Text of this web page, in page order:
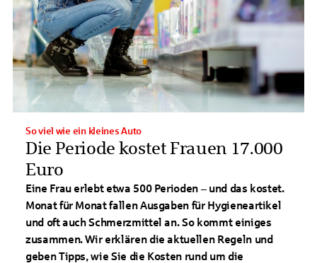
Die Periode kostet Frauen 17.000
Euro
So viel wie ein kleines Auto
Eine Frau erlebt etwa 500 Perioden – und das kostet.
Monat für Monat fallen Ausgaben für Hygieneartikel
und oft auch Schmerzmittel an. So kommt einiges
zusammen. Wir erklären die aktuellen Regeln und
geben Tipps, wie Sie die Kosten rund um die